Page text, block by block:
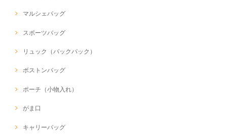
マルシェバッグ
スポーツバッグ
リュック（バックパック）
ボストンバッグ
ポーチ（小物入れ）
がま口
キャリーバッグ